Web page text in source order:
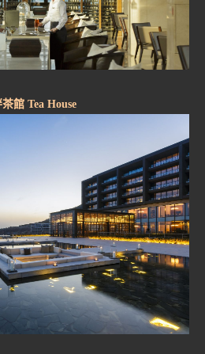
館 Tea House